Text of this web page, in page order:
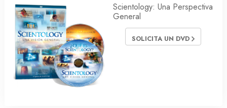
Scientology: Una Perspectiva
General
SOLICITA UN DVD